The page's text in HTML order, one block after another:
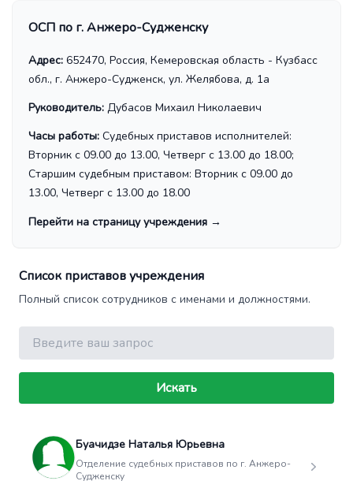
ОСП по г. Анжеро-Судженску
Адрес: 652470, Россия, Кемеровская область - Кузбасс
обл., г. Анжеро-Судженск, ул. Желябова, д. 1а
Руководитель: Дубасов Михаил Николаевич
Часы работы: Судебных приставов исполнителей:
Вторник с 09.00 до 13.00, Четверг с 13.00 до 18.00;
Старшим судебным приставом: Вторник с 09.00 до
13.00, Четверг с 13.00 до 18.00
Перейти на страницу учреждения →
Список приставов учреждения
Полный список сотрудников с именами и должностями.
Поиск
Искать
Буачидзе Наталья Юрьевна
Отделение судебных приставов по г. Анжеро-
Судженску